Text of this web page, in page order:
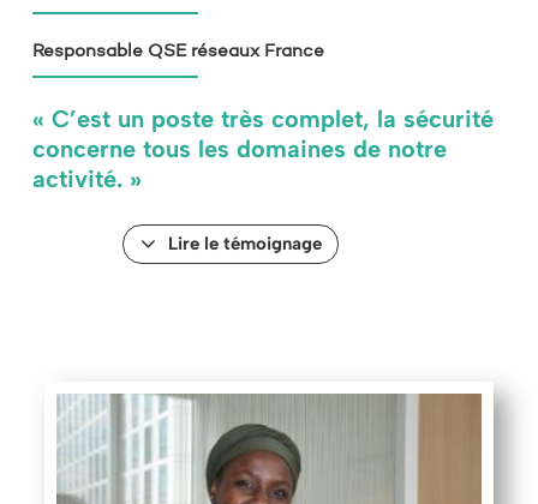
Responsable QSE réseaux France
« C’est un poste très complet, la sécurité
concerne tous les domaines de notre
activité. »
Lire le témoignage